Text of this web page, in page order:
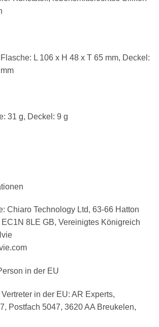
Flasche: L 106 x H 48 x T 65 mm, Deckel:
31 g, Deckel: 9 g
Chiaro Technology Ltd, 63-66 Hatton
8LE GB, Vereinigtes Königreich
in der EU
in der EU: AR Experts,
Postfach 5047, 3620 AA Breukelen,